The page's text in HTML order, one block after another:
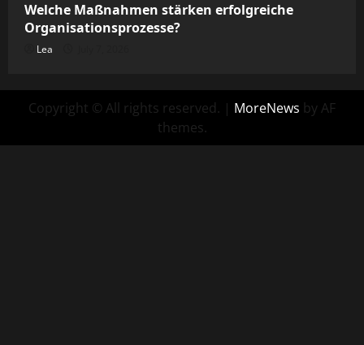
Welche Maßnahmen stärken erfolgreiche
Organisationsprozesse?
Lea
Copyright © All rights reserved. | MoreNews by AF
themes.